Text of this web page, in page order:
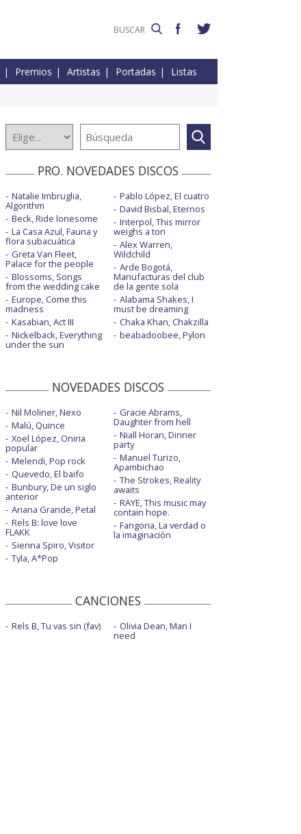
Premios Artistas Portadas Listas
PRO. NOVEDADES DISCOS
Natalie Imbruglia,
Algorithm
Beck, Ride lonesome
La Casa Azul, Fauna y
flora subacuática
Greta Van Fleet,
Palace for the people
Blossoms, Songs
from the wedding cake
Europe, Come this
madness
Kasabian, Act III
Nickelback, Everything
under the sun
Pablo López, El cuatro
David Bisbal, Eternos
Interpol, This mirror
weighs a ton
Alex Warren,
Wildchild
Arde Bogotá,
Manufacturas del club
de la gente sola
Alabama Shakes, I
must be dreaming
Chaka Khan, Chakzilla
beabadoobee, Pylon
NOVEDADES DISCOS
Nil Moliner, Nexo
Malú, Quince
Xoel López, Oniria
popular
Melendi, Pop rock
Quevedo, El baifo
Bunbury, De un siglo
anterior
Ariana Grande, Petal
Rels B: love love
FLAKK
Sienna Spiro, Visitor
Tyla, A*Pop
Gracie Abrams,
Daughter from hell
Niall Horan, Dinner
party
Manuel Turizo,
Apambichao
The Strokes, Reality
awaits
RAYE, This music may
contain hope.
Fangoria, La verdad o
la imaginación
CANCIONES
Rels B, Tu vas sin (fav) Olivia Dean, Man I
need